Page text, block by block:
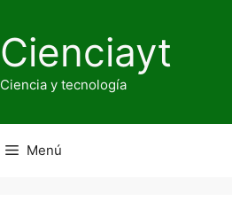
Cienciayt
Ciencia y tecnología
Menú